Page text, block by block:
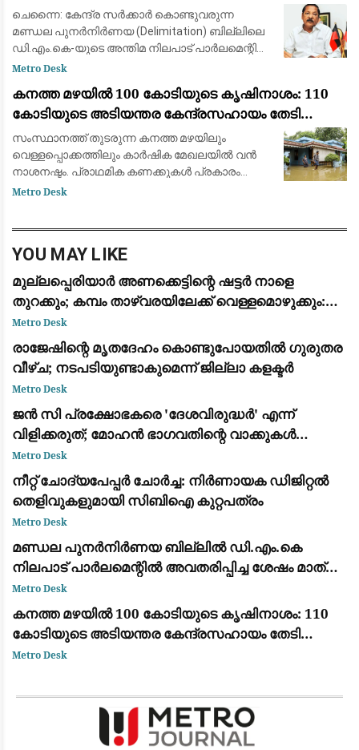
ആർ.എസ്. ഭാരതി
ചെന്നൈ: കേന്ദ്ര സർക്കാർ കൊണ്ടുവരുന്ന
മണ്ഡല പുനർനിർണയ (Delimitation) ബില്ലിലെ
ഡി.എം.കെ-യുടെ അന്തിമ നിലപാട് പാർലമെന്റിൽ
ബിൽ ഔദ്യോഗികമായി അവതരിപ്പിച്ച ശേഷം
സെക്രട്ടറിയു
Metro Desk
കനത്ത മഴയിൽ 100 കോടിയുടെ കൃഷിനാശം: 110
കോടിയുടെ അടിയന്തര കേന്ദ്രസഹായം തേടി
കേരളം
സംസ്ഥാനത്ത് തുടരുന്ന കനത്ത മഴയിലും
വെള്ളപ്പൊക്കത്തിലും കാർഷിക മേഖലയിൽ വൻ
നാശനഷ്ടം. പ്രാഥമിക കണക്കുകൾ പ്രകാരം
സംസ്ഥാനത്ത് ഇതുവരെ 99.29 കോടി രൂപയുടെ
Metro Desk
YOU MAY LIKE
മുല്ലപ്പെരിയാർ അണക്കെട്ടിന്റെ ഷട്ടർ നാളെ
തുറക്കും; കമ്പം താഴ്‌വരയിലേക്ക് വെള്ളമൊഴുക്കും:
മുന്നറിയിപ്പ്
Metro Desk
രാജേഷിന്റെ മൃതദേഹം കൊണ്ടുപോയതിൽ ഗുരുതര
വീഴ്ച; നടപടിയുണ്ടാകുമെന്ന് ജില്ലാ കളക്ടർ
Metro Desk
​ജൻ സി പ്രക്ഷോഭകരെ 'ദേശവിരുദ്ധർ' എന്ന്
വിളിക്കരുത്; മോഹൻ ഭാഗവതിന്റെ വാക്കുകൾ
ബിജെപി കേൾക്കണം: അഭിജിത്ത് ദീപ്കേ
Metro Desk
നീറ്റ് ചോദ്യപേപ്പർ ചോർച്ച: നിർണായക ഡിജിറ്റൽ
തെളിവുകളുമായി സിബിഐ കുറ്റപത്രം
Metro Desk
മണ്ഡല പുനർനിർണയ ബില്ലിൽ ഡി.എം.കെ
നിലപാട് പാർലമെന്റിൽ അവതരിപ്പിച്ച ശേഷം മാത്രം:
ആർ.എസ്. ഭാരതി
Metro Desk
കനത്ത മഴയിൽ 100 കോടിയുടെ കൃഷിനാശം: 110
കോടിയുടെ അടിയന്തര കേന്ദ്രസഹായം തേടി
കേരളം
Metro Desk